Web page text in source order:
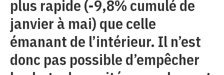
plus rapide (-9,8% cumulé de
janvier à mai) que celle
émanant de l’intérieur. Il n’est
donc pas possible d’empêcher